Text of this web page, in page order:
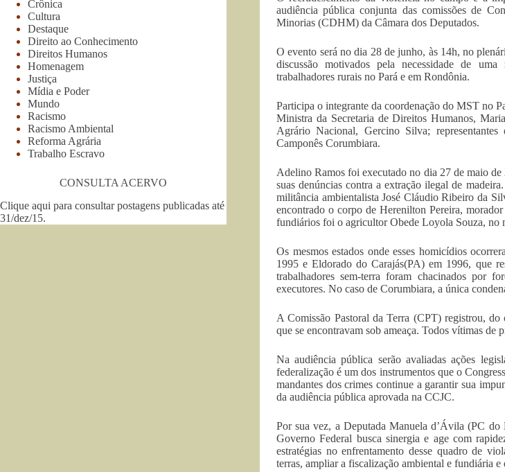
audiência pública conjunta das comissões de
Minorias (CDHM) da Câmara dos Deputados.
O evento será no dia 28 de junho, às 14h, no
discussão motivados pela necessidade de
trabalhadores rurais no Pará e em Rondônia.
Participa o integrante da coordenação do MST no
Ministra da Secretaria de Direitos Humanos,
Agrário Nacional, Gercino Silva;
Camponês Corumbiara.
Adelino Ramos foi executado no dia 27 de maio
suas denúncias contra a extração ilegal de
militância ambientalista José Cláudio Ribeiro da
encontrado o corpo de Herenilton Pereira,
fundiários foi o agricultor Obede Loyola Souza, no
Os mesmos estados onde esses homicídios
1995 e Eldorado do Carajás(PA) em 1996, que
trabalhadores sem-terra foram chacinados por
executores. No caso de Corumbiara, a única
A Comissão Pastoral da Terra (CPT) registrou, do
que se encontravam sob ameaça. Todos vítimas de
Na audiência pública serão avaliadas ações
federalização é um dos instrumentos que o
mandantes dos crimes continue a garantir sua
da audiência pública aprovada na CCJC.
Por sua vez, a Deputada Manuela d’Ávila (PC
Governo Federal busca sinergia e age com
estratégias no enfrentamento desse quadro de
terras, ampliar a fiscalização ambiental e fundiária
Crônica
Cultura
Destaque
Direito ao Conhecimento
Direitos Humanos
Homenagem
Justiça
Mídia e Poder
Mundo
Racismo
Racismo Ambiental
Reforma Agrária
Trabalho Escravo
CONSULTA ACERVO
Clique aqui para consultar postagens publicadas até
31/dez/15.